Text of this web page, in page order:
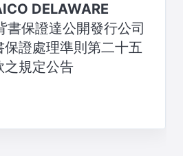
DELAWARE
書保證達公開發行公司
證處理準則第二十五
之規定公告